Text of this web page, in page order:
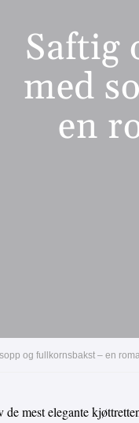
Saftig
med
en
og fullkornsbakst – en
mest elegante